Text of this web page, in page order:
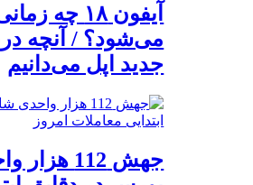
آیفون ۱۸ چه
می‌شود؟ / آنچه
جدید اپل می‌دانیم
جهش 112